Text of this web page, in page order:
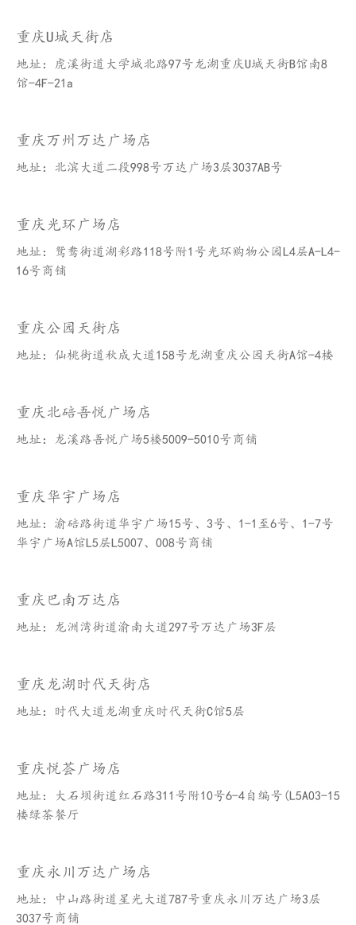
重庆U城天街店
地址：虎溪街道大学城北路97号龙湖重庆U城天街B馆南8
馆-4F-21a
重庆万州万达广场店
地址：北滨大道二段998号万达广场3层3037AB号
重庆光环广场店
地址：鸳鸯街道湖彩路118号附1号光环购物公园L4层A-L4-
16号商铺
重庆公园天街店
地址：仙桃街道秋成大道158号龙湖重庆公园天街A馆-4楼
重庆北碚吾悦广场店
地址：龙溪路吾悦广场5楼5009-5010号商铺
重庆华宇广场店
地址：渝碚路街道华宇广场15号、3号、1-1至6号、1-7号
华宇广场A馆L5层L5007、008号商铺
重庆巴南万达店
地址：龙洲湾街道渝南大道297号万达广场3F层
重庆龙湖时代天街店
地址：时代大道龙湖重庆时代天街C馆5层
重庆悦荟广场店
地址：大石坝街道红石路311号附10号6-4自编号(L5A03-15
楼绿茶餐厅
重庆永川万达广场店
地址：中山路街道星光大道787号重庆永川万达广场3层
3037号商铺